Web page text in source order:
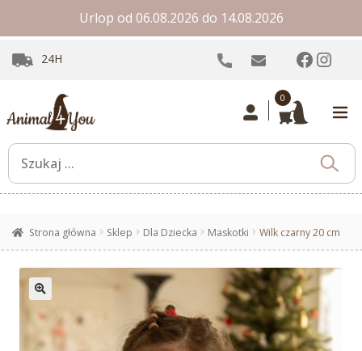
Urlop od 06.08.2026 do 14.08.2026
24H
0
Strona główna Sklep Dla Dziecka Maskotki Wilk czarny 20 cm